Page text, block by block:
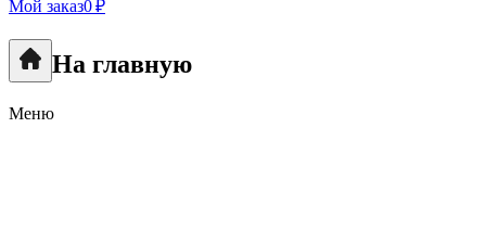
Мой заказ0 ₽
На главную
Меню